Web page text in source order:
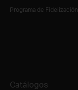
Programa de Fidelización
Catálogos